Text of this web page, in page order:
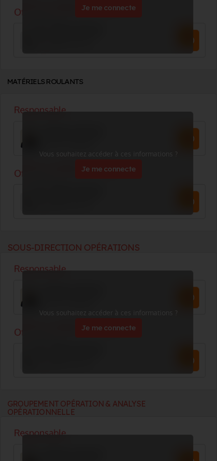
Je me connecte
MATÉRIELS ROULANTS
Vous souhaitez accéder à ces informations ?
Je me connecte
SOUS-DIRECTION OPÉRATIONS
Vous souhaitez accéder à ces informations ?
Je me connecte
GROUPEMENT OPÉRATION & ANALYSE
OPÉRATIONNELLE